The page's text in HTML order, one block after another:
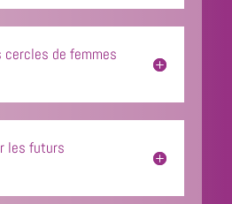
cercles de femmes
les futurs